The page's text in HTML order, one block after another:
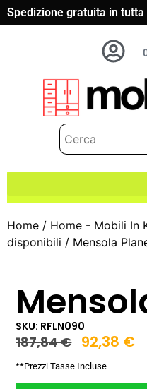
Spedizione gratuita in tutta
Home / Home - Mobili In
disponibili / Mensola
SKU: RFLN090
187,84€ 92,38 €
**Prezzi Tasse Incluse